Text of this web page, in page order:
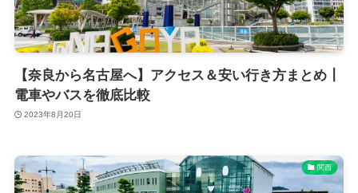
【奈良から名古屋へ】アクセス＆安い行き方まとめ┃
電車やバスを徹底比較
2023年8月20日
関西